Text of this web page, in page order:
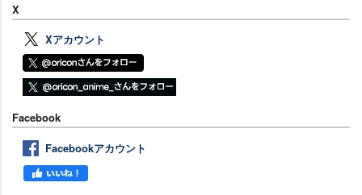
X
Xアカウント
Facebook
Facebookアカウント